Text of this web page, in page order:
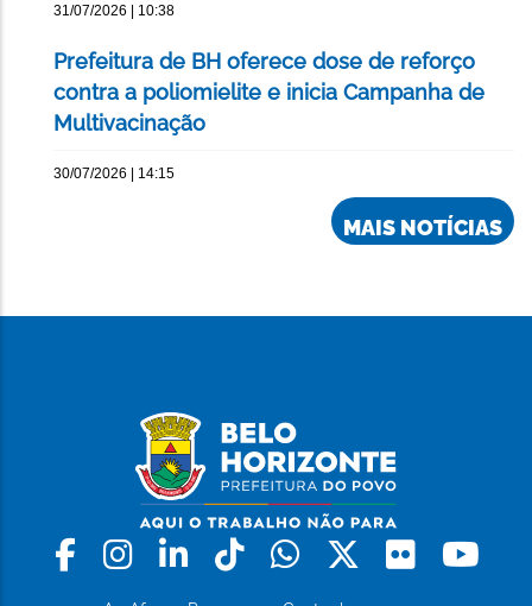
31/07/2026 | 10:38
Prefeitura de BH oferece dose de reforço
contra a poliomielite e inicia Campanha de
Multivacinação
30/07/2026 | 14:15
MAIS NOTÍCIAS
Facebook
Instagram
LinkedinTiktokWhatsapp
X Flickr